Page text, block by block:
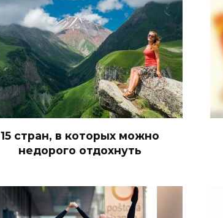
15 стран, в которых можно
недорого отдохнуть